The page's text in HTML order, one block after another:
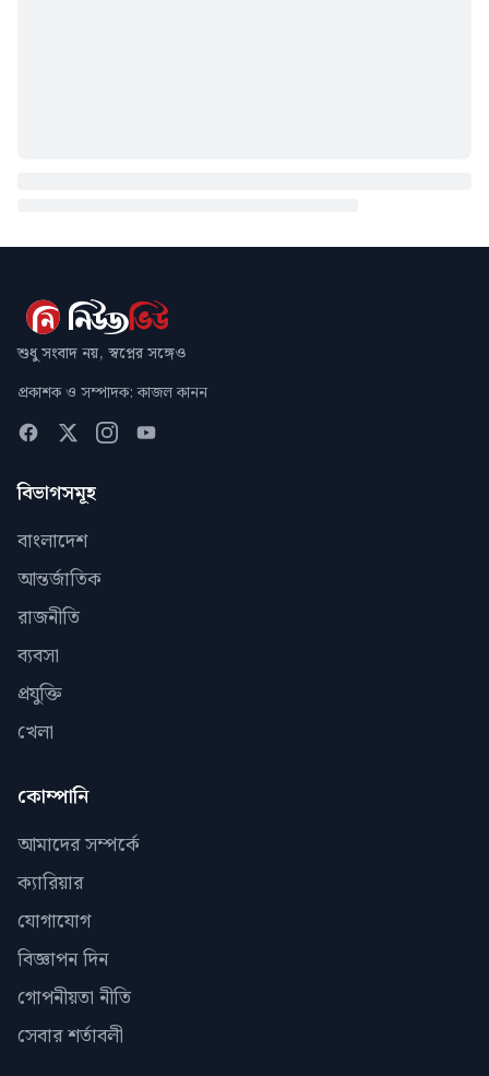
শুধু সংবাদ নয়, স্বপ্নের সঙ্গেও
প্রকাশক ও সম্পাদক: কাজল কানন
বিভাগসমূহ
বাংলাদেশ
আন্তর্জাতিক
রাজনীতি
ব্যবসা
প্রযুক্তি
খেলা
কোম্পানি
আমাদের সম্পর্কে
ক্যারিয়ার
যোগাযোগ
বিজ্ঞাপন দিন
গোপনীয়তা নীতি
সেবার শর্তাবলী